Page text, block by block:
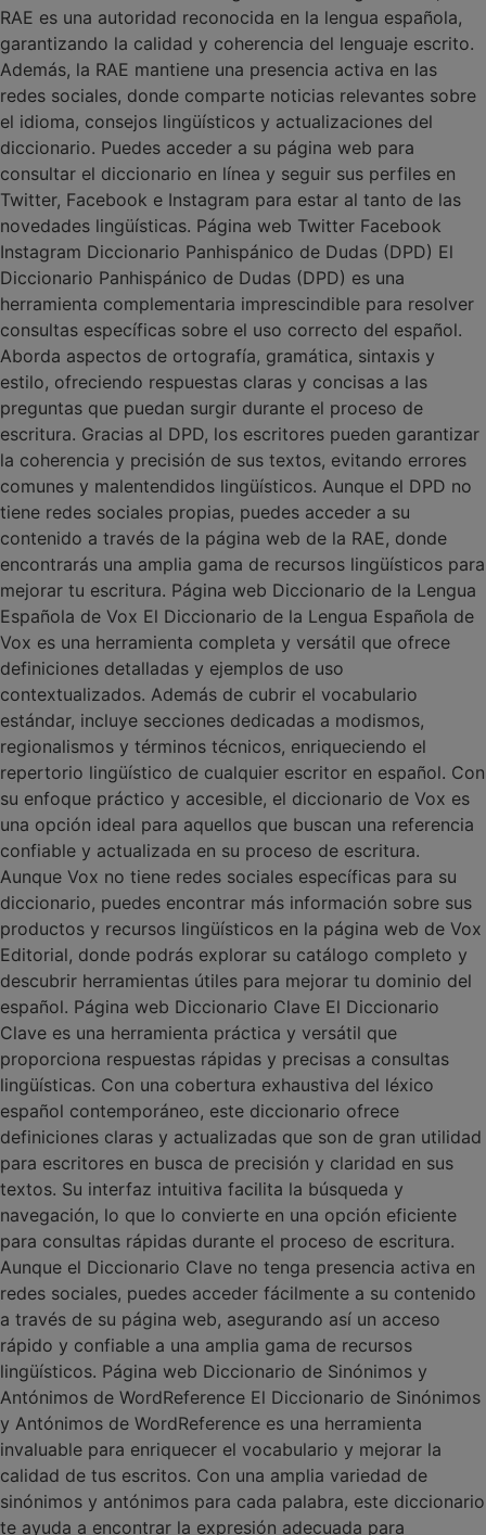
RAE es una autoridad reconocida en la lengua española,
garantizando la calidad y coherencia del lenguaje escrito.
Además, la RAE mantiene una presencia activa en las
redes sociales, donde comparte noticias relevantes sobre
el idioma, consejos lingüísticos y actualizaciones del
diccionario. Puedes acceder a su página web para
consultar el diccionario en línea y seguir sus perfiles en
Twitter, Facebook e Instagram para estar al tanto de las
novedades lingüísticas. Página web Twitter Facebook
Instagram Diccionario Panhispánico de Dudas (DPD) El
Diccionario Panhispánico de Dudas (DPD) es una
herramienta complementaria imprescindible para resolver
consultas específicas sobre el uso correcto del español.
Aborda aspectos de ortografía, gramática, sintaxis y
estilo, ofreciendo respuestas claras y concisas a las
preguntas que puedan surgir durante el proceso de
escritura. Gracias al DPD, los escritores pueden garantizar
la coherencia y precisión de sus textos, evitando errores
comunes y malentendidos lingüísticos. Aunque el DPD no
tiene redes sociales propias, puedes acceder a su
contenido a través de la página web de la RAE, donde
encontrarás una amplia gama de recursos lingüísticos para
mejorar tu escritura. Página web Diccionario de la Lengua
Española de Vox El Diccionario de la Lengua Española de
Vox es una herramienta completa y versátil que ofrece
definiciones detalladas y ejemplos de uso
contextualizados. Además de cubrir el vocabulario
estándar, incluye secciones dedicadas a modismos,
regionalismos y términos técnicos, enriqueciendo el
repertorio lingüístico de cualquier escritor en español. Con
su enfoque práctico y accesible, el diccionario de Vox es
una opción ideal para aquellos que buscan una referencia
confiable y actualizada en su proceso de escritura.
Aunque Vox no tiene redes sociales específicas para su
diccionario, puedes encontrar más información sobre sus
productos y recursos lingüísticos en la página web de Vox
Editorial, donde podrás explorar su catálogo completo y
descubrir herramientas útiles para mejorar tu dominio del
español. Página web Diccionario Clave El Diccionario
Clave es una herramienta práctica y versátil que
proporciona respuestas rápidas y precisas a consultas
lingüísticas. Con una cobertura exhaustiva del léxico
español contemporáneo, este diccionario ofrece
definiciones claras y actualizadas que son de gran utilidad
para escritores en busca de precisión y claridad en sus
textos. Su interfaz intuitiva facilita la búsqueda y
navegación, lo que lo convierte en una opción eficiente
para consultas rápidas durante el proceso de escritura.
Aunque el Diccionario Clave no tenga presencia activa en
redes sociales, puedes acceder fácilmente a su contenido
a través de su página web, asegurando así un acceso
rápido y confiable a una amplia gama de recursos
lingüísticos. Página web Diccionario de Sinónimos y
Antónimos de WordReference El Diccionario de Sinónimos
y Antónimos de WordReference es una herramienta
invaluable para enriquecer el vocabulario y mejorar la
calidad de tus escritos. Con una amplia variedad de
sinónimos y antónimos para cada palabra, este diccionario
te ayuda a encontrar la expresión adecuada para